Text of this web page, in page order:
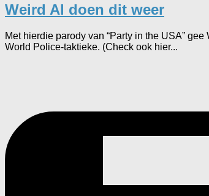
Weird Al doen dit weer
Met hierdie parody van “Party in the USA”
World Police-taktieke. (Check ook hier...